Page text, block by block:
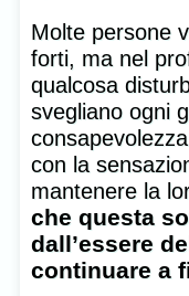
Molte persone
forti, ma nel
qualcosa
svegliano ogni
con la
mantenere la
che questa
dall’essere
continuare a